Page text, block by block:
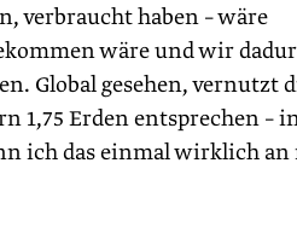
verbraucht haben – wäre
wäre und wir
Global gesehen, vernutzt
1,75 Erden entsprechen –
ich das einmal wirklich